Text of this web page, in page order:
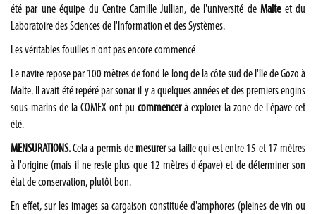
été par une équipe du Centre Camille Jullian, de l'université deMalteet du
Laboratoire des Sciences de l'Information et des Systèmes.
Les véritables fouilles n'ont pas encore commencé
Le navire repose par 100 mètres de fond le long de la côte sud de l'île de Gozo à
Malte. Il avait été repéré par sonar il y a quelques années et des premiers engins
sous-marins de la COMEX ont pu commencerà explorer la zone de l'épave cet
été.
MENSURATIONS.Cela a permis demesurersa taille qui est entre 15 et 17 mètres
à l'origine (mais il ne reste plus que 12 mètres d'épave) et de déterminer son
état de conservation, plutôt bon.
En effet, sur les images sa cargaison constituée d'amphores (pleines de vin ou